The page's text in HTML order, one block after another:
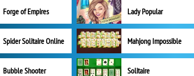
Forge of Empires Lady Popular
Spider Solitaire Online Mahjong Impossible
Bubble Shooter Solitaire